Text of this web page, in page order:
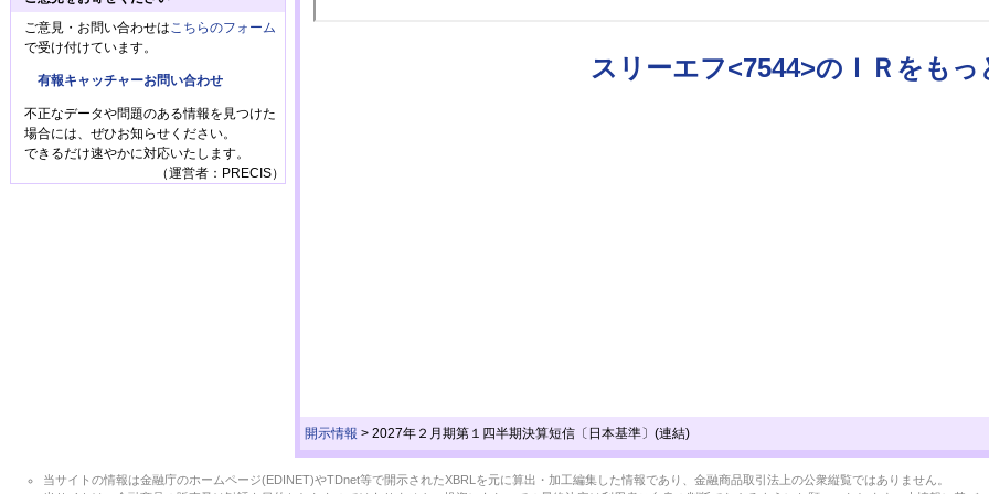
スリーエフ<7544>のＩＲをもっ
開示情報 > 2027年２月期第１四半期決算短信〔日本基準〕(連結)
ご意見・お問い合わせは こちらのフォーム
で受け付けています。
有報キャッチャーお問い合わせ
不正なデータや問題のある情報を見つけた
場合には、ぜひお知らせください。
できるだけ速やかに対応いたします。
（運営者：PRECIS）
当サイトの情報は金融庁のホームページ(EDINET)やTDnet等で開示されたXBRLを元に算出・加工編集した情報であり、金融商品取引法上の公衆縦覧ではありません。